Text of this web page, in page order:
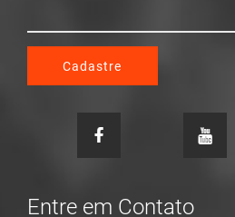
Entre em Contato